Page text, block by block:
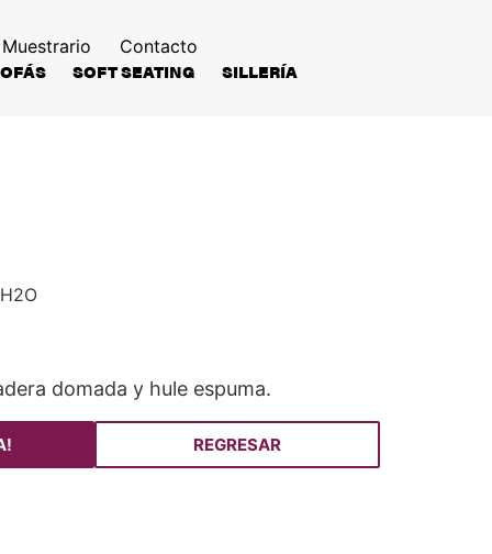
Muestrario Contacto
SOFT SEATING SILLERÍA
domada y hule espuma.
REGRESAR